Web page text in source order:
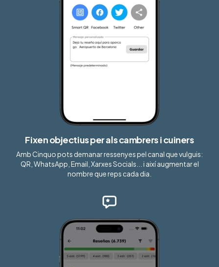
Fixen objectius per als cambrers i cuiners
Amb Cinquo pots demanar ressenyes pel canal que vulguis:
QR, WhatsApp, Email, Xarxes Socials... i així augmentar el
nombre que reps cada dia.